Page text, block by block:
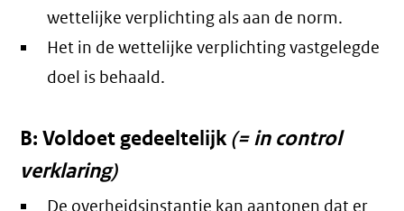
wettelijke verplichting als aan de norm.
Het in de wettelijke verplichting vastgelegde
doel is behaald.
B: Voldoet gedeeltelijk(= in control
verklaring)
De overheidsinstantie kan aantonen dat er